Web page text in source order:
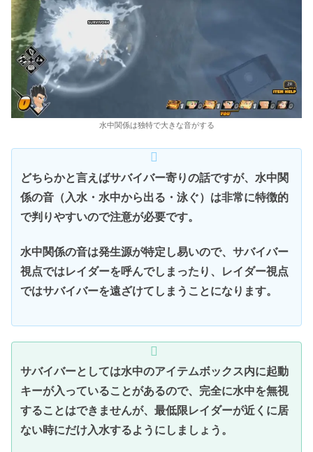
水中関係は独特で大きな音がする
どちらかと言えばサバイバー寄りの話ですが、水中関
係の音（入水・水中から出る・泳ぐ）は非常に特徴的
で判りやすいので注意が必要です。
水中関係の音は発生源が特定し易いので、サバイバー
視点ではレイダーを呼んでしまったり、レイダー視点
ではサバイバーを遠ざけてしまうことになります。
サバイバーとしては水中のアイテムボックス内に起動
キーが入っていることがあるので、完全に水中を無視
することはできませんが、最低限レイダーが近くに居
ない時にだけ入水するようにしましょう。